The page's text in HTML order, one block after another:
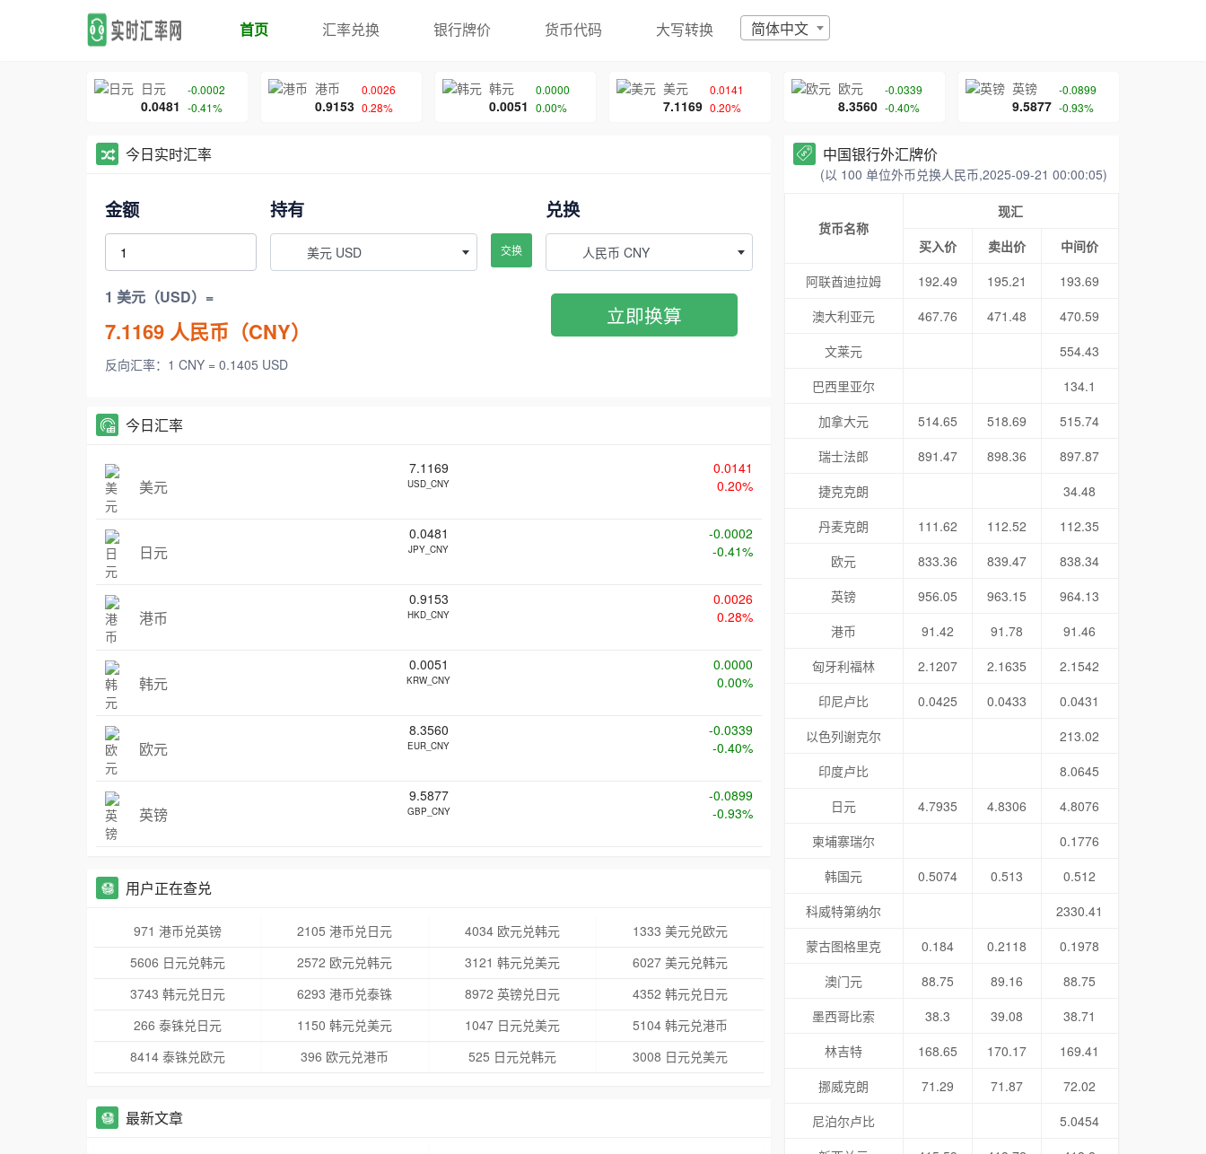
首页 汇率兑换 银行牌价 货币代码 大写转换 简体中文
日元
0.0481
-0.0002
-0.41%
港币
0.9153
0.0026
0.28%
韩元
0.0051
0.0000
0.00%
美元
7.1169
0.0141
0.20%
欧元
8.3560
-0.0339
-0.40%
英镑
9.5877
-0.0899
-0.93%
今日实时汇率
金额 持有
美元 USD 交换
兑换
人民币 CNY
1 美元（USD）=
7.1169 人民币（CNY）
反向汇率：1 CNY = 0.1405 USD
立即换算
今日汇率
美元
7.1169
USD_CNY
0.0141
0.20%
日元
0.0481
JPY_CNY
-0.0002
-0.41%
港币
0.9153
HKD_CNY
0.0026
0.28%
韩元
0.0051
KRW_CNY
0.0000
0.00%
欧元
8.3560
EUR_CNY
-0.0339
-0.40%
英镑
9.5877
GBP_CNY
-0.0899
-0.93%
用户正在查兑
971 港币兑英镑 2105 港币兑日元 4034 欧元兑韩元
1333 美元兑欧元
5606 日元兑韩元
2572 欧元兑韩元 3121 韩元兑美元
6027 美元兑韩元
3743 韩元兑日元
6293 港币兑泰铢 8972 英镑兑日元
4352 韩元兑日元
266 泰铢兑日元
1150 韩元兑美元 1047 日元兑美元
5104 韩元兑港币
8414 泰铢兑欧元
396 欧元兑港币 525 日元兑韩元 3008 日元兑美元
最新文章
中国银行外汇牌价
(以 100 单位外币兑换人民币,2025-09-21 00:00:05)
货币名称
现汇
买入价
卖出价
中间价
阿联酋迪拉姆
192.49 195.21
193.69
澳大利亚元
467.76 471.48
470.59
文莱元
554.43
巴西里亚尔
134.1
加拿大元
514.65 518.69
515.74
瑞士法郎
891.47 898.36
897.87
捷克克朗
34.48
丹麦克朗
111.62 112.52
112.35
欧元
833.36 839.47
838.34
英镑
956.05 963.15
964.13
港币
91.42 91.78
91.46
匈牙利福林
2.1207 2.1635
2.1542
印尼卢比
0.0425 0.0433
0.0431
以色列谢克尔
213.02
印度卢比
8.0645
日元
4.7935 4.8306
4.8076
柬埔寨瑞尔
0.1776
韩国元
0.5074 0.513
0.512
科威特第纳尔
2330.41
蒙古图格里克
0.184 0.2118
0.1978
澳门元
88.75 89.16
88.75
墨西哥比索
38.3 39.08
38.71
林吉特
168.65 170.17
169.41
挪威克朗
71.29 71.87
72.02
尼泊尔卢比
5.0454